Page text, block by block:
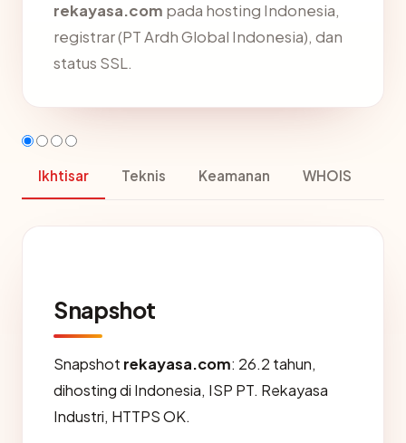
rekayasa.com pada hosting Indonesia,
registrar (PT Ardh Global Indonesia), dan
status SSL.
Ikhtisar Teknis Keamanan WHOIS
Snapshot
Snapshot rekayasa.com: 26.2 tahun,
dihosting di Indonesia, ISP PT. Rekayasa
Industri, HTTPS OK.